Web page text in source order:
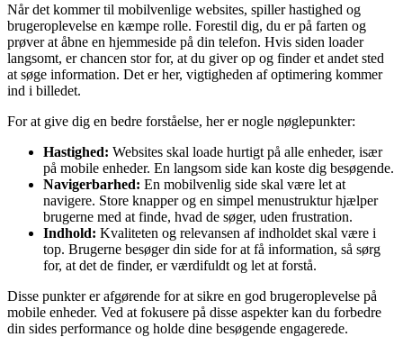
Når det kommer til mobilvenlige websites, spiller hastighed og
brugeroplevelse en kæmpe rolle. Forestil dig, du er på farten og
prøver at åbne en hjemmeside på din telefon. Hvis siden loader
langsomt, er chancen stor for, at du giver op og finder et andet sted
at søge information. Det er her, vigtigheden af optimering kommer
ind i billedet.
For at give dig en bedre forståelse, her er nogle nøglepunkter:
Hastighed: Websites skal loade hurtigt på alle enheder, især
på mobile enheder. En langsom side kan koste dig besøgende.
Navigerbarhed: En mobilvenlig side skal være let at
navigere. Store knapper og en simpel menustruktur hjælper
brugerne med at finde, hvad de søger, uden frustration.
Indhold: Kvaliteten og relevansen af indholdet skal være i
top. Brugerne besøger din side for at få information, så sørg
for, at det de finder, er værdifuldt og let at forstå.
Disse punkter er afgørende for at sikre en god brugeroplevelse på
mobile enheder. Ved at fokusere på disse aspekter kan du forbedre
din sides performance og holde dine besøgende engagerede.